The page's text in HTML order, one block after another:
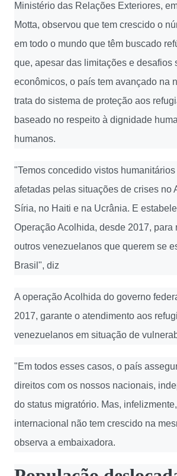
Ministério das Relações Exteriores,
Motta, observou que tem crescido o
em todo o mundo que têm buscado
que, apesar das limitações e desafios
econômicos, o país tem avançado na
trata do sistema de proteção aos
baseado no respeito à dignidade
humanos.
"Temos concedido vistos
afetadas pelas situações de crises no
Síria, no Haiti e na Ucrânia. E
Operação Acolhida, desde 2017, para
outros venezuelanos que querem se
Brasil", diz
A operação Acolhida do governo
2017, garante o atendimento aos
venezuelanos em situação de
"Em todos esses casos, o país
direitos com os nossos nacionais,
do status migratório. Mas,
internacional não tem crescido na
observa a embaixadora.